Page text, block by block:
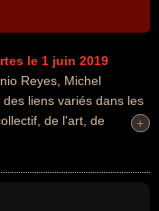
le 1 juin 2019
Reyes, Michel
liens variés dans les
de l'art, de
Ces célébrités
enseignant,
+
+